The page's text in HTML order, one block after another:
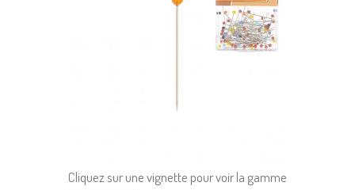
Cliquez sur une vignette pour voir la gamme